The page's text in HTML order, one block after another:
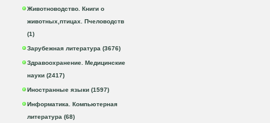
Животноводство. Книги о
животных,птицах. Пчеловодств
(1)
Зарубежная литература (3676)
Здравоохранение. Медицинские
науки (2417)
Иностранные языки (1597)
Информатика. Компьютерная
литература (68)